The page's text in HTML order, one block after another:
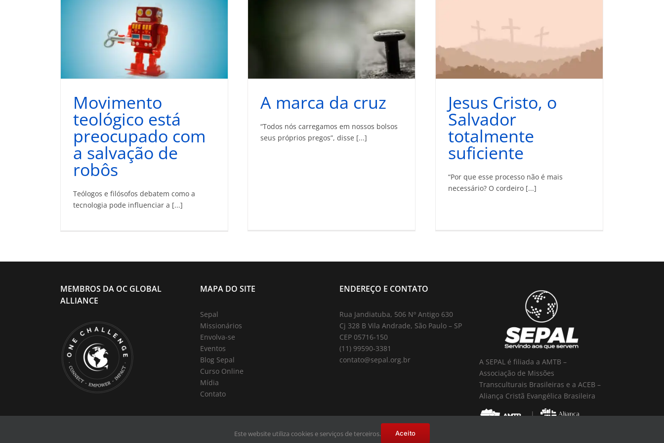
Movimento
teológico está
preocupado com
a salvação de
robôs
Teólogos e filósofos debatem como a
tecnologia pode influenciar a [...]
A marca da cruz
“Todos nós carregamos em nossos bolsos
seus próprios pregos”, disse [...]
Jesus Cristo, o
Salvador
totalmente
suficiente
“Por que esse processo não é mais
necessário? O cordeiro [...]
MEMBROS DA OC GLOBAL
ALLIANCE
MAPA DO SITE
Sepal
Missionários
Envolva-se
Eventos
Blog Sepal
Curso Online
Mídia
Contato
ENDEREÇO E CONTATO
Rua Jandiatuba, 506 Nº Antigo 630
Cj 328 B Vila Andrade, São Paulo – SP
CEP 05716-150
(11) 99590-3381
contato@sepal.org.br
A SEPAL é filiada a AMTB –
Associação de Missões
Transculturais Brasileiras e a ACEB –
Aliança Cristã Evangélica Brasileira
|
Este website utiliza cookies e serviços de terceiros. Aceito